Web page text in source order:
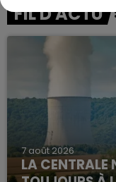
FIL D'ACTU
7 août 2026
LA CENTRALE